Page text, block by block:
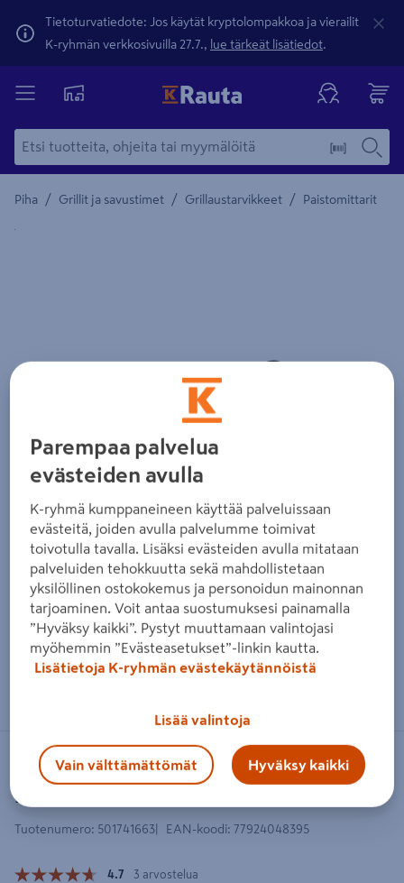
Tietoturvatiedote: Jos käytät kryptolompakkoa ja vierailit
K-ryhmän verkkosivuilla 27.7., lue tärkeät lisätiedot.
Piha / Grillit ja savustimet / Grillaustarvikkeet / Paistomittarit
Yksityiskohtainen kuvaus löytyy Tuotteen kuvaus -
Zoomaa kuvaa sormilla kosketusnäytöllä
Pikalämpömittari Weber
WEBER
Tuotenumero: 501741663 EAN-koodi: 77924048395
4.7 3 arvostelua
Parempaa palvelua
evästeiden avulla
K-ryhmä kumppaneineen käyttää palveluissaan
evästeitä, joiden avulla palvelumme toimivat
toivotulla tavalla. Lisäksi evästeiden avulla mitataan
palveluiden tehokkuutta sekä mahdollistetaan
yksilöllinen ostokokemus ja personoidun mainonnan
tarjoaminen. Voit antaa suostumuksesi painamalla
”Hyväksy kaikki”. Pystyt muuttamaan valintojasi
myöhemmin ”Evästeasetukset”-linkin kautta.
Lisätietoja K-ryhmän evästekäytännöistä
Lisää valintoja
Vain välttämättömät Hyväksy kaikki